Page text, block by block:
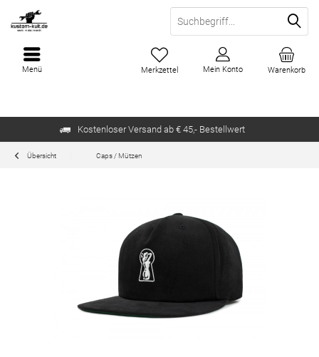
Kostenloser Versand ab € 45,- Bestellwert
Warenkorb
Merkzettel Mein Konto
Menü
Übersicht Caps / Mützen